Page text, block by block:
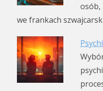
osób,
we frankach